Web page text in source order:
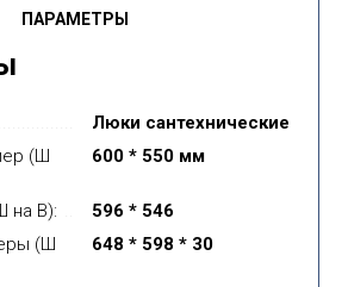
ПАРАМЕТРЫ
Люки сантехнические
(Ш
600 * 550 мм
на В):
596 * 546
(Ш
648 * 598 * 30